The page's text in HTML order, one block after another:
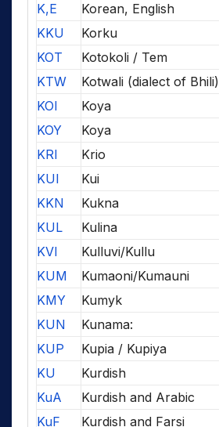
K,E
Korean, English
KKU
Korku
KOT
Kotokoli / Tem
KTW
Kotwali (dialect of Bhili)
KOI
Koya
KOY
Koya
KRI
Krio
KUI
Kui
KKN
Kukna
KUL
Kulina
KVI
Kulluvi/Kullu
KUM
Kumaoni/Kumauni
KMY
Kumyk
KUN
Kunama:
KUP
Kupia / Kupiya
KU
Kurdish
KuA
Kurdish and Arabic
KuF
Kurdish and Farsi